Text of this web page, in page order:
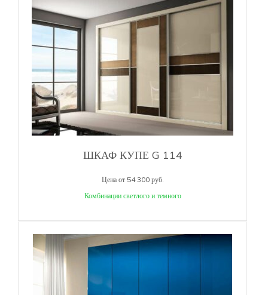
ШКАФ КУПЕ G 114
Цена от 54 300 руб.
Комбинации светлого и темного